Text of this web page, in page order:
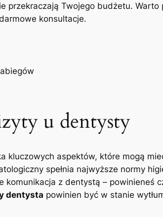
przekraczają Twojego budżetu.
konsultacje.
⁣u dentysty
aspektów, ⁣które mogą‍
spełnia najwyższe normy
komunikacja z​ dentystą – powinieneś
dentysta powinien być ‍w stanie